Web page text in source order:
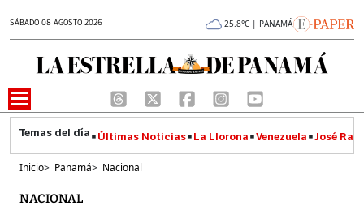
SÁBADO 08 AGOSTO 2026 25.8°C | PANAMÁ
Últimas Noticias La Llorona Venezuela José
Inicio> Panamá> Nacional
NACIONAL